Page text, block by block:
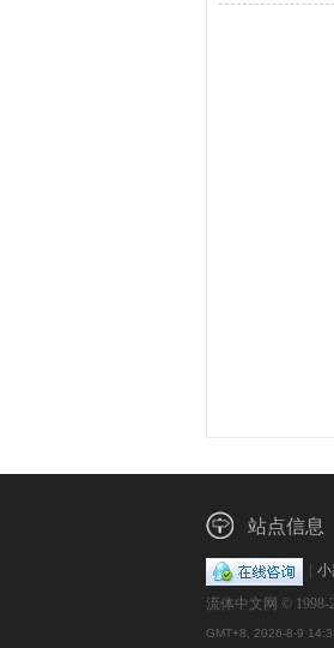
站点信息
小
流体中文网 © 1998-
GMT+8, 2026-8-9